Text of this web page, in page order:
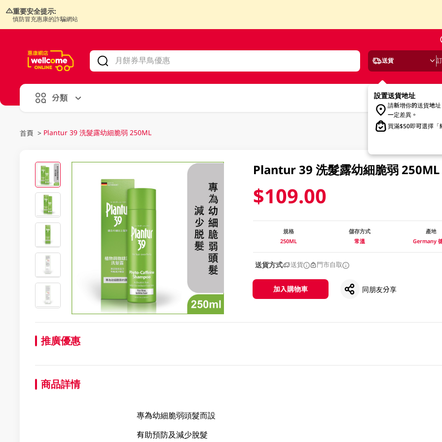
重要安全提示:
慎防冒充惠康的詐騙網站
送貨
設置送貨地址
請新增你的送貨地
一定差異。
買滿$50即可選擇「
分類
首頁 > Plantur 39 洗髮露幼細脆弱 250ML
Plantur 39 洗髮露幼細脆弱 250ML
$109.00
規格
250ML
儲存方式
常溫
產地
Germany
送貨方式 送貨 門市自取
加入購物車 同朋友分享
推廣優惠
商品詳情
專為幼細脆弱頭髮而設
有助預防及減少脫髮